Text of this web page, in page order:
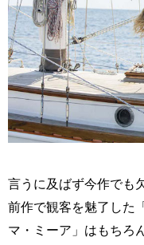
言うに及ばず今作でも
前作で観客を魅了した
マ・ミーア」はもちろ